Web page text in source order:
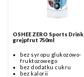
OSHEE ZERO Sports Drink
grejpfrut 750ml
bez syropu glukozowo-
fruktozowego
bez dodatku cukru
bez kalorii